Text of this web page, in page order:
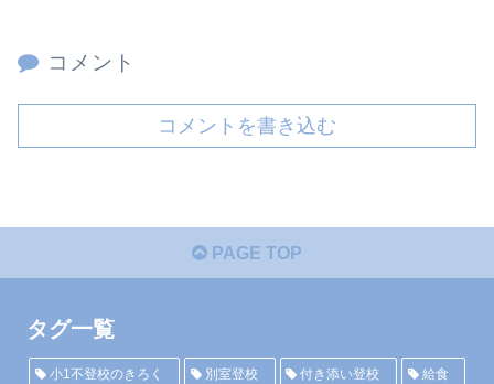
コメント
コメントを書き込む
PAGE TOP
タグ一覧
小1不登校のきろく 別室登校 付き添い登校 給食